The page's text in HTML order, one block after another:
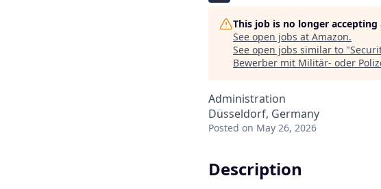
This job is no longer
See open jobs at Amazon.
See open jobs similar to "
Bewerber mit Militär- oder
Administration
Düsseldorf, Germany
Posted on May 26, 2026
Description